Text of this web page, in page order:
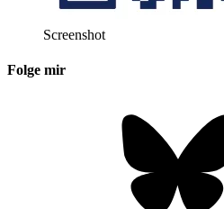
Screenshot
Folge mir